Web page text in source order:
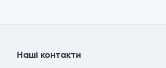
відомих виробників з високим рейтингом
Наші контакти